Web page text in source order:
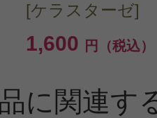
[ケラスターゼ]
1,600 円（税込）
に関連す